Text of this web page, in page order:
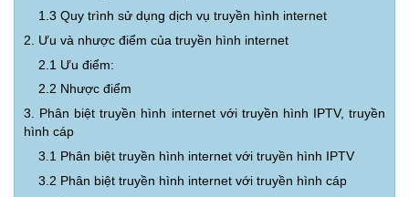
1.3 Quy trình sử dụng dịch vụ truyền hình internet
2. Ưu và nhược điểm của truyền hình internet
2.1 Ưu điểm:
2.2 Nhược điểm
3. Phân biệt truyền hình internet với truyền hình IPTV, truyền
hình cáp
3.1 Phân biệt truyền hình internet với truyền hình IPTV
3.2 Phân biệt truyền hình internet với truyền hình cáp